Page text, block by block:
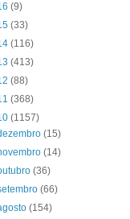
(9)
(33)
(116)
(413)
(88)
(368)
(1157)
(15)
(14)
(36)
(66)
(154)